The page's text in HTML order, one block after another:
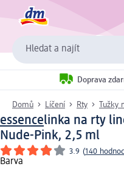
Hledat a najít
Doprava
Domů Líčení Rty Tužky
essencelinka na rty
Nude-Pink, 2,5 ml
3.9 (140
Barva